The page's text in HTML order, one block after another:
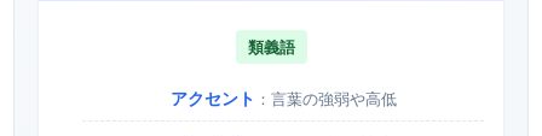
類義語
アクセント ：言葉の強弱や高低